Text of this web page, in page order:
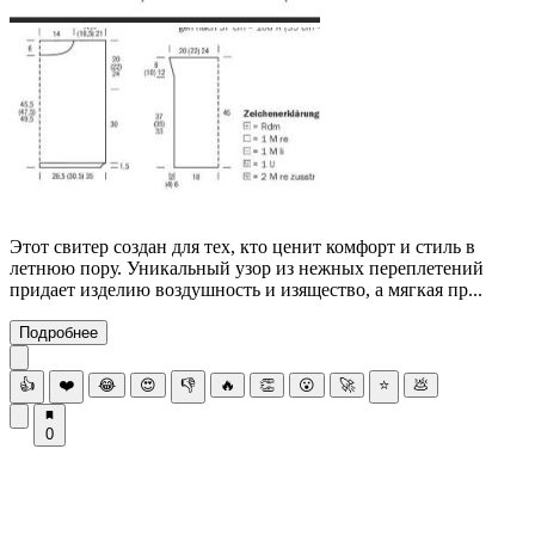
Этот свитер создан для тех, кто ценит комфорт и стиль в
летнюю пору. Уникальный узор из нежных переплетений
придает изделию воздушность и изящество, а мягкая пр...
Подробнее
👍 ❤️ 😂 😍 👎 🔥 👏 😮 🚀 ⭐ 💩
0